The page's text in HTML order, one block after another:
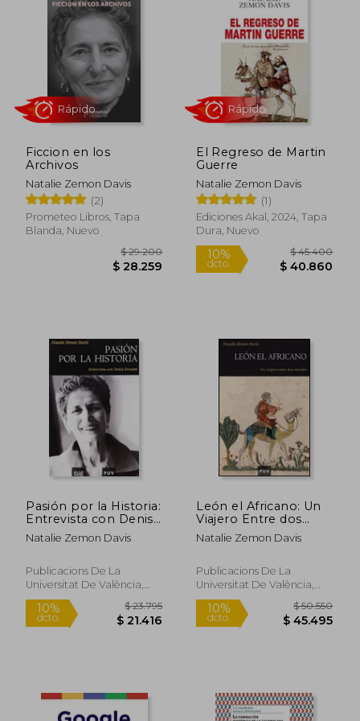
en el campo de la historiografía, donde su
enfoque interdisciplinario y su atención a
las narrativas personales han influido
profundamente en generaciones de
historiadores.
Ficcion en los
Archivos
Natalie Zemon Davis
(2)
Prometeo Libros, Tapa
Blanda, Nuevo
$ 29.200
$ 28.259
Rápido
El Regreso de Martin
Guerre
Natalie Zemon Davis
(1)
Ediciones Akal, 2024, Tapa
Dura, Nuevo
10%
dcto.
Rápido
Pasión por la Historia:
Entrevista con Denis
Crouzet: 21 (Història)
Natalie Zemon Davis
Publicacions De La
Universitat De València,
2006, 1 Edición, Tapa
Blanda, Nuevo
León el Africano: Un
Viajero Entre dos
Mundos
Natalie Zemon Davis
Publicacions De La
Universitat De València,
2008, 1 Edición, Tapa
Blanda, Nuevo